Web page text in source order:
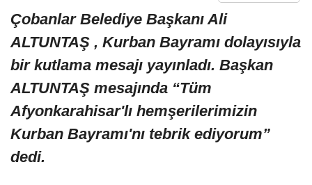
Çobanlar Belediye Başkanı Ali
ALTUNTAŞ , Kurban Bayramı dolayısıyla
bir kutlama mesajı yayınladı. Başkan
ALTUNTAŞ mesajında “Tüm
Afyonkarahisar'lı hemşerilerimizin
Kurban Bayramı'nı tebrik ediyorum”
dedi.